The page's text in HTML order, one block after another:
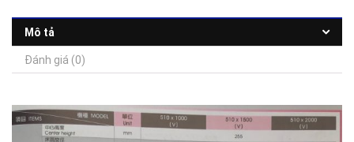
Mô tả
Đánh giá (0)